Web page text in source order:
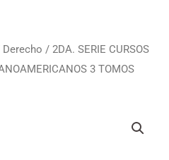
Derecho / 2DA. SERIE CURSOS
3 TOMOS